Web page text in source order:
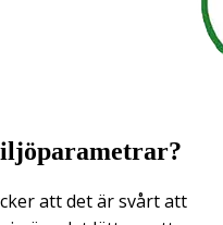
att det är svårt att